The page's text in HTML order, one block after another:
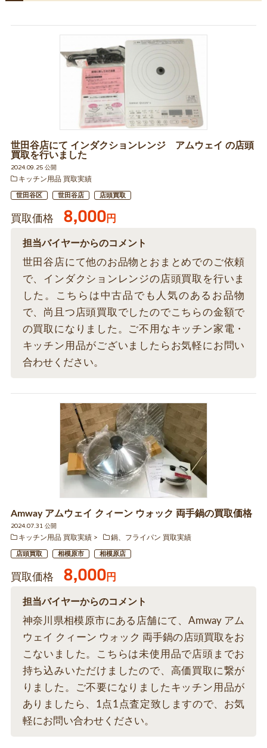
世田谷店にて インダクションレンジ アムウェイ の店頭
買取を行いました
2024.09.25 公開
キッチン用品 買取実績
世田谷区 世田谷店 店頭買取
買取価格 8,000円
担当バイヤーからのコメント
世田谷店にて他のお品物とおまとめでのご依頼
で、インダクションレンジの店頭買取を行いま
した。こちらは中古品でも人気のあるお品物
で、尚且つ店頭買取でしたのでこちらの金額で
の買取になりました。ご不用なキッチン家電・
キッチン用品がございましたらお気軽にお問い
合わせください。
Amway アムウェイ クィーン ウォック 両手鍋の買取価格
2024.07.31 公開
キッチン用品 買取実績
鍋、フライパン 買取実績
店頭買取 相模原市 相模原店
買取価格 8,000円
担当バイヤーからのコメント
神奈川県相模原市にある店舗にて、Amway アム
ウェイ クィーン ウォック 両手鍋の店頭買取をお
こないました。こちらは未使用品で店頭までお
持ち込みいただけましたので、高価買取に繋が
りました。ご不要になりましたキッチン用品が
ありましたら、1点1点査定致しますので、お気
軽にお問い合わせください。